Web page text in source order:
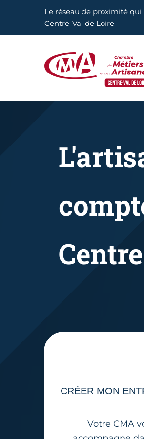
Aller en haut de pageLe réseau de proximité qui
Centre-Val de Loire
CRÉER MON
Votre CMA